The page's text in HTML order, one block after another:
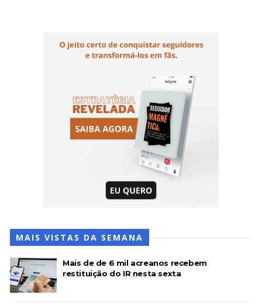
MAIS VISTAS DA SEMANA
Mais de de 6 mil acreanos recebem
restituição do IR nesta sexta